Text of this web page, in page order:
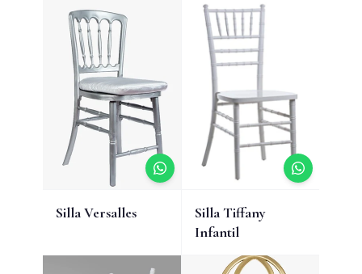
Silla Versalles
Silla Tiffany
Infantil